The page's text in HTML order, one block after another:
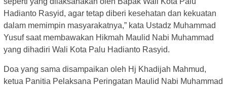
Hadianto Rasyid, agar tetap diberi kesehatan dan kekuatan
dalam memimpin masyarakatnya,” kata Ustadz Muhammad
Yusuf saat membawakan Hikmah Maulid Nabi Muhammad
yang dihadiri Wali Kota Palu Hadianto Rasyid.
Doa yang sama disampaikan oleh Hj Khadijah Mahmud,
ketua Panitia Pelaksana Peringatan Maulid Nabi Muhammad